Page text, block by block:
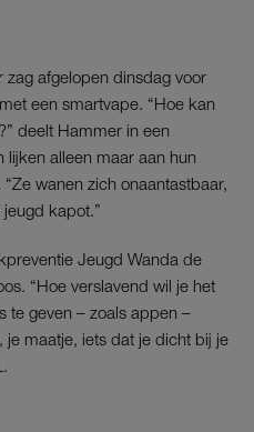
afgelopen dinsdag voor
een smartvape. “Hoe kan
deelt Hammer in een
alleen maar aan hun
wanen zich onaantastbaar,
kapot.”
Jeugd Wanda de
“Hoe verslavend wil je het
te geven – zoals appen –
maatje, iets dat je dicht bij je